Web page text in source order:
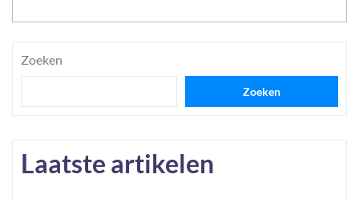
Zoeken
Zoeken
Laatste artikelen